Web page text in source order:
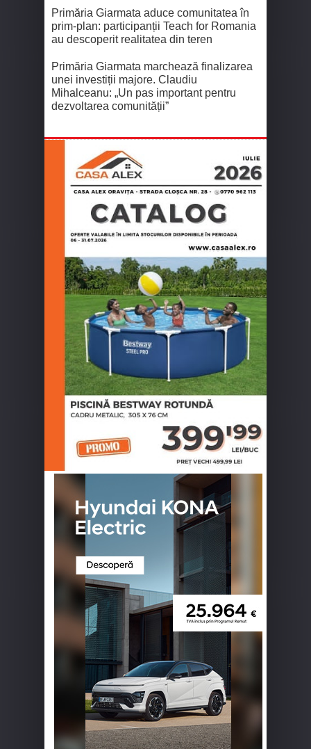
Primăria Giarmata aduce comunitatea în
prim-plan: participanții Teach for Romania
au descoperit realitatea din teren
Primăria Giarmata marchează finalizarea
unei investiții majore. Claudiu
Mihalceanu: „Un pas important pentru
dezvoltarea comunității”